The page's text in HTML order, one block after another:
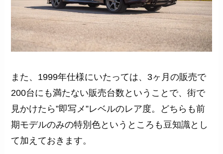
また、1999年仕様にいたっては、3ヶ月の販売で
200台にも満たない販売台数ということで、街で
見かけたら”即写メ”レベルのレア度。どちらも前
期モデルのみの特別色というところも豆知識とし
て加えておきます。